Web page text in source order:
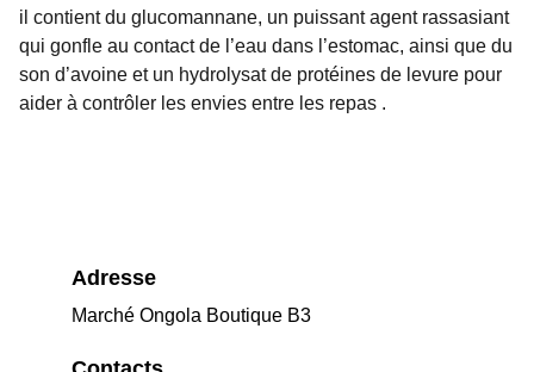
il contient du glucomannane, un puissant agent rassasiant
qui gonfle au contact de l’eau dans l’estomac, ainsi que du
son d’avoine et un hydrolysat de protéines de levure pour
aider à contrôler les envies entre les repas .
Adresse
Marché Ongola Boutique B3